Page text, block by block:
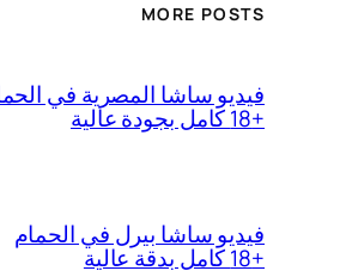
MORE POSTS
فيديو ساشا المصرية في
+18 كامل بجودة عالية
فيديو ساشا بيرل في الحمام
+18 كامل بدقة عالية